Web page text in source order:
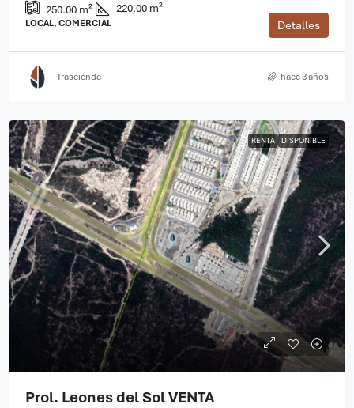
250.00 m² 220.00 m²
LOCAL, COMERCIAL Detalles
Trasciende hace 3 años
RENTA DISPONIBLE
Prol. Leones del Sol VENTA